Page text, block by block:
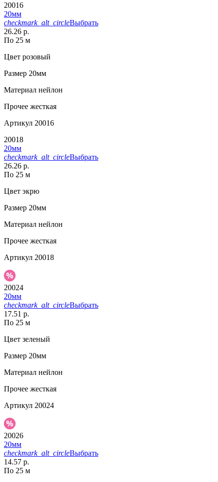
20016
20мм
checkmark_alt_circleВыбрать
26.26 р.
По 25 м
Цвет розовый
Размер 20мм
Материал нейлон
Прочее жесткая
Артикул 20016
20018
20мм
checkmark_alt_circleВыбрать
26.26 р.
По 25 м
Цвет экрю
Размер 20мм
Материал нейлон
Прочее жесткая
Артикул 20018
20024
20мм
checkmark_alt_circleВыбрать
17.51 р.
По 25 м
Цвет зеленый
Размер 20мм
Материал нейлон
Прочее жесткая
Артикул 20024
20026
20мм
checkmark_alt_circleВыбрать
14.57 р.
По 25 м